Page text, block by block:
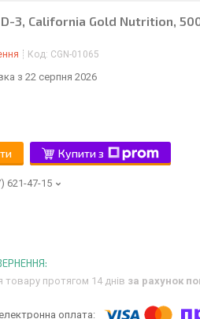
3, California Gold Nutrition,
Код: CGN-01065
з 22 серпня 2026
Купити з
621-47-15
товару протягом 14 днів за рахунок